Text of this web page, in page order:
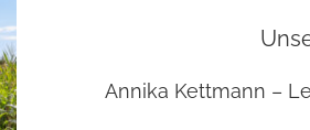
Annika Kettmann –